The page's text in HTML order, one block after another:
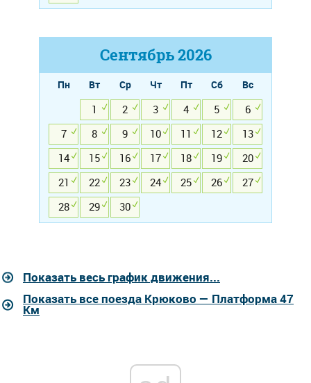
Сентябрь2026
Пн Вт Ср Чт Пт Сб
Вс
1
2 3 4 5
6
7
8 9 10 11 12
13
14
15 16 17 18 19
20
21
22 23 24 25 26
27
28
29 30
Показать весь график движения...
Показать все поезда Крюково — Платформа 47
Км